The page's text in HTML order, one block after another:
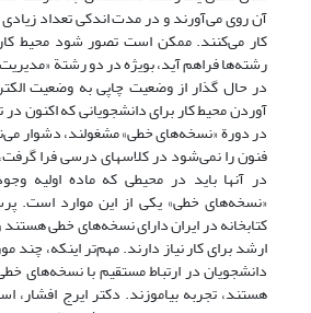
آن روی می‌آورند و در مدت اندکی تعداد
کار می‌کنند. ممکن است تصور شود محیط
رشته‌ها فراهم آید، بویژه در دو رشتة
در حال گذار از وضعیت چاپی به وضعیت
آوردن محیط کار برای دانشجویانی که اکنون
در دورة «نسخه‌های خطی» مشغولند، دشوار
فنون را نمی‌شود در کلاسهای درسی فرا
در آنها باید در محیطی که ماده اولیه
«نسخه‌های خطی» یکی از این موارد است.
کتابخانه در ایران دارای نسخه‌های خطی
ارشد برای کار نیاز دارند. مهم‌تر اینکه، چند
دانشجویان در ارتباط مستقیم با نسخه‌های
هستند، تجربه بیاموزند. دکتر ایرج افشار،